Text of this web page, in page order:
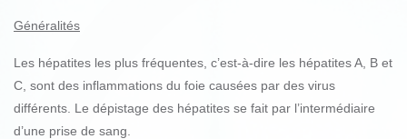
Généralités
Les hépatites les plus fréquentes, c’est-à-dire les hépatites A, B et
C, sont des inflammations du foie causées par des virus
différents. Le dépistage des hépatites se fait par l’intermédiaire
d’une prise de sang.